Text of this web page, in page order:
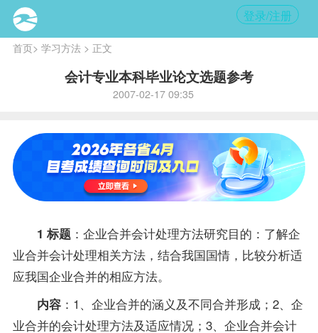
登录/注册
首页> 学习方法> 正文
会计专业本科毕业论文选题参考
2007-02-17 09:35
1 标题：企业合并会计处理方法研究目的：了解企
业合并会计处理相关方法，结合我国国情，比较分析适
应我国企业合并的相应方法。
内容：1、企业合并的涵义及不同合并形成；2、企
业合并的会计处理方法及适应情况；3、企业合并会计